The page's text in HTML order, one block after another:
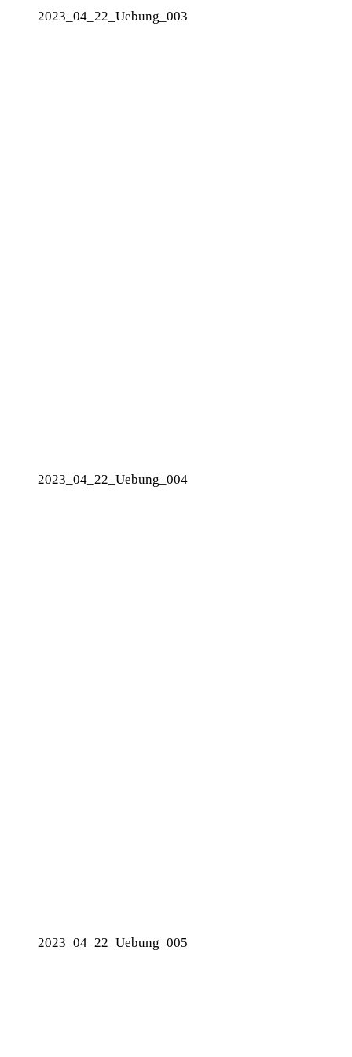
2023_04_22_Uebung_003
2023_04_22_Uebung_004
2023_04_22_Uebung_005